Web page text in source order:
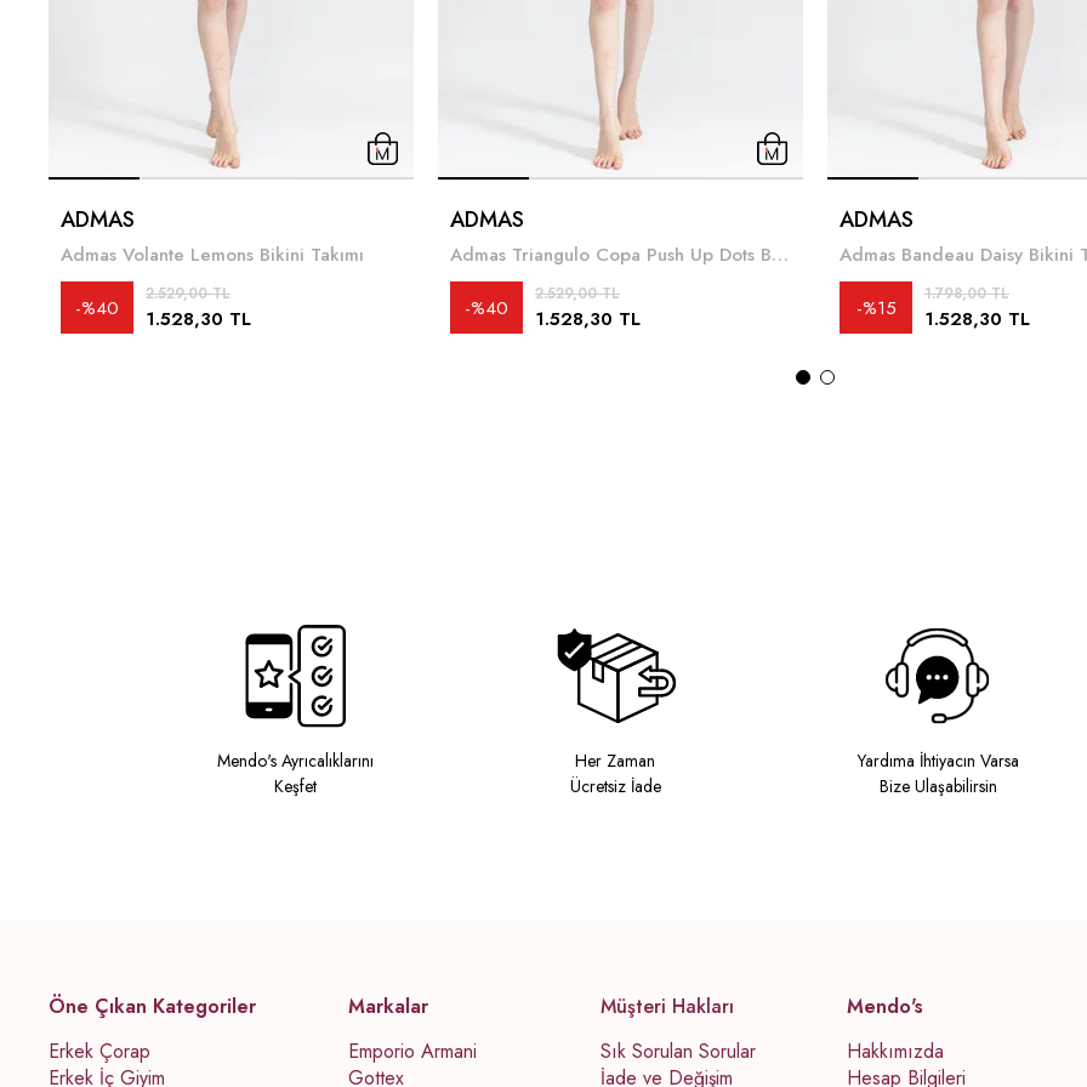
ADMAS
Admas Volante Lemons Bikini Takımı
1.528,30 TL
2.529,00 TL
%40
ADMAS
Admas Triangulo Copa Push Up Dots Bikini Takımı
1.528,30 TL
2.529,00 TL
%40
ADMAS
Admas Bandeau Daisy Bikini
1.528,30 TL
1.798,00 TL
%15
Mendo's Ayrıcalıklarını
Keşfet
Her Zaman
Ücretsiz İade
Yardıma İhtiyacın Varsa
Bize Ulaşabilirsin
Öne Çıkan Kategoriler
Erkek Çorap
Erkek İç Giyim
Markalar
Emporio Armani
Gottex
Müşteri Hakları
Sık Sorulan Sorular
İade ve Değişim
Mendo's
Hakkımızda
Hesap Bilgileri